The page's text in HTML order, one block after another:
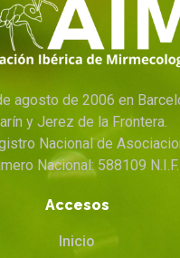
agosto de 2006 en
y Jerez de la Frontera.
Nacional de
Nacional: 588109
Accesos
Inicio